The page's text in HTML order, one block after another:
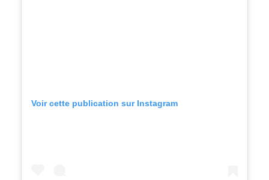
Voir cette publication sur Instagram